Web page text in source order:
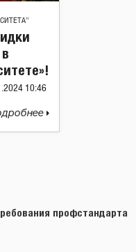
10:46
профстандарта